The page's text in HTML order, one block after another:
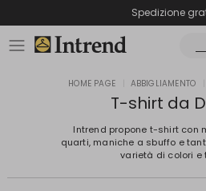
Spedizione
Reso facile e
HOME PAGE ABBIGLIAMENTO
T-shirt da
Intrend propone t-shirt con
quarti, maniche a sbuffo e
varietà di colori e